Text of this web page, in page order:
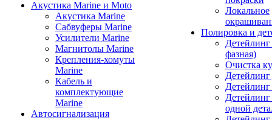
Акустика Marine и Moto
Акустика Marine
Сабвуферы Marine
Усилители Marine
Магнитолы Marine
Крепления-хомуты
Marine
Кабель и
комплектующие
Marine
Автосигнализация
Локальное
Полировка и
фазная)
Очистка
Детейлинг
одной